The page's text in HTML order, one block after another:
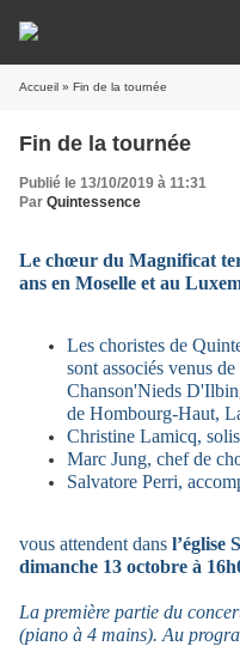
Accueil » Fin de la tournée
Fin de la tournée
Publié le 13/10/2019 à 11:31
Par Quintessence
Le chœur du Magnificat
ans en Moselle et au
Les choristes de
sont associés venus
Chanson'Nieds
de Hombourg-Haut,
Christine Lamicq,
Marc Jung, chef de
Salvatore Perri,
vous attendent dans l’église
dimanche 13 octobre à
La première partie du
(piano à 4 mains). Au